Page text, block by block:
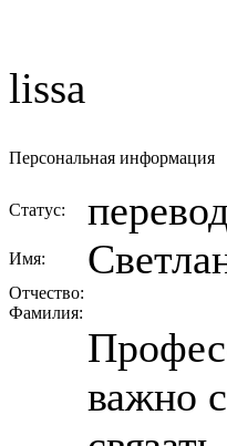
lissa
Персональная информация
Статус:
Имя:
Отчество:
Фамилия:
важно